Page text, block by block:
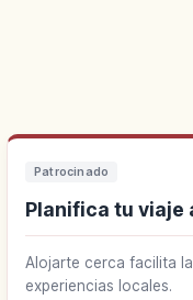
Patrocinado
Planifica tu viaje
Alojarte cerca facilita
experiencias locales.